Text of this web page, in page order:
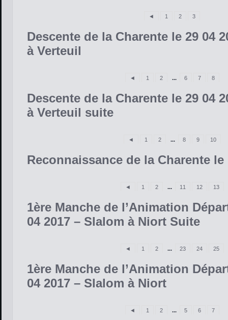
◄ 1 2 3
Descente de la Charente le 29 04
à Verteuil
◄ 1 2 ... 6 7 8
Descente de la Charente le 29 04
à Verteuil suite
◄ 1 2 ... 8 9 10
Reconnaissance de la Charente le
◄ 1 2 ... 11 12 13
1ère Manche de l’Animation
04 2017 – Slalom à Niort Suite
◄ 1 2 ... 23 24 25
1ère Manche de l’Animation
04 2017 – Slalom à Niort
◄ 1 2 ... 5 6 7